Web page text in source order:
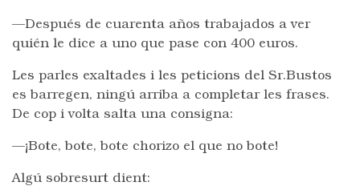
—Después de cuarenta años trabajados a ver
quién le dice a uno que pase con 400 euros.
Les parles exaltades i les peticions del Sr.Bustos
es barregen, ningú arriba a completar les frases.
De cop i volta salta una consigna:
—¡Bote, bote, bote chorizo el que no bote!
Algú sobresurt dient: